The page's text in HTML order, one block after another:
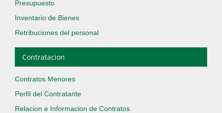
Presupuesto
Inventario de Bienes
Retribuciones del personal
Contratacion
Contratos Menores
Perfil del Contratante
Relacion e Informacion de Contratos